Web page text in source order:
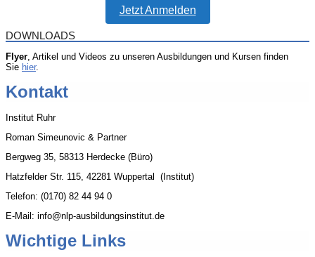
Jetzt Anmelden
DOWNLOADS
Flyer , Artikel und Videos zu unseren Ausbildungen und Kursen finden
Sie hier.
Kontakt
Institut Ruhr
Roman Simeunovic & Partner
Bergweg 35, 58313 Herdecke (Büro)
Hatzfelder Str. 115, 42281 Wuppertal (Institut)
Telefon: (0170) 82 44 94 0
E-Mail: info@nlp-ausbildungsinstitut.de
Wichtige Links